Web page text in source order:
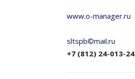
www.o-manager.ru
sltspb©mail.ru
+7 (812) 24-013-24